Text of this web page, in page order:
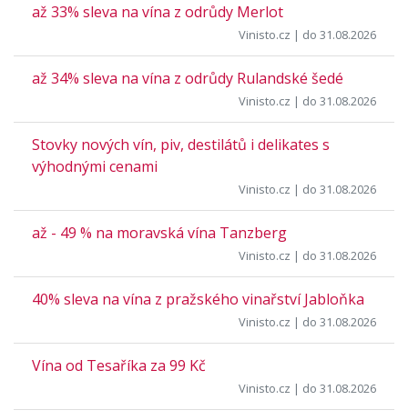
až 33% sleva na vína z odrůdy Merlot
Vinisto.cz | do 31.08.2026
až 34% sleva na vína z odrůdy Rulandské šedé
Vinisto.cz | do 31.08.2026
Stovky nových vín, piv, destilátů i delikates s
výhodnými cenami
Vinisto.cz | do 31.08.2026
až - 49 % na moravská vína Tanzberg
Vinisto.cz | do 31.08.2026
40% sleva na vína z pražského vinařství Jabloňka
Vinisto.cz | do 31.08.2026
Vína od Tesaříka za 99 Kč
Vinisto.cz | do 31.08.2026